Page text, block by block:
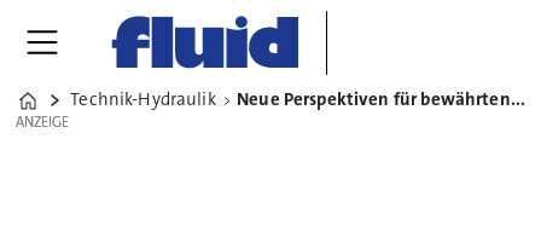
Home
Technik-Hydraulik Neue Perspektiven für bewährten Hydraulik-Klassiker
ANZEIGE
ANZEIGE